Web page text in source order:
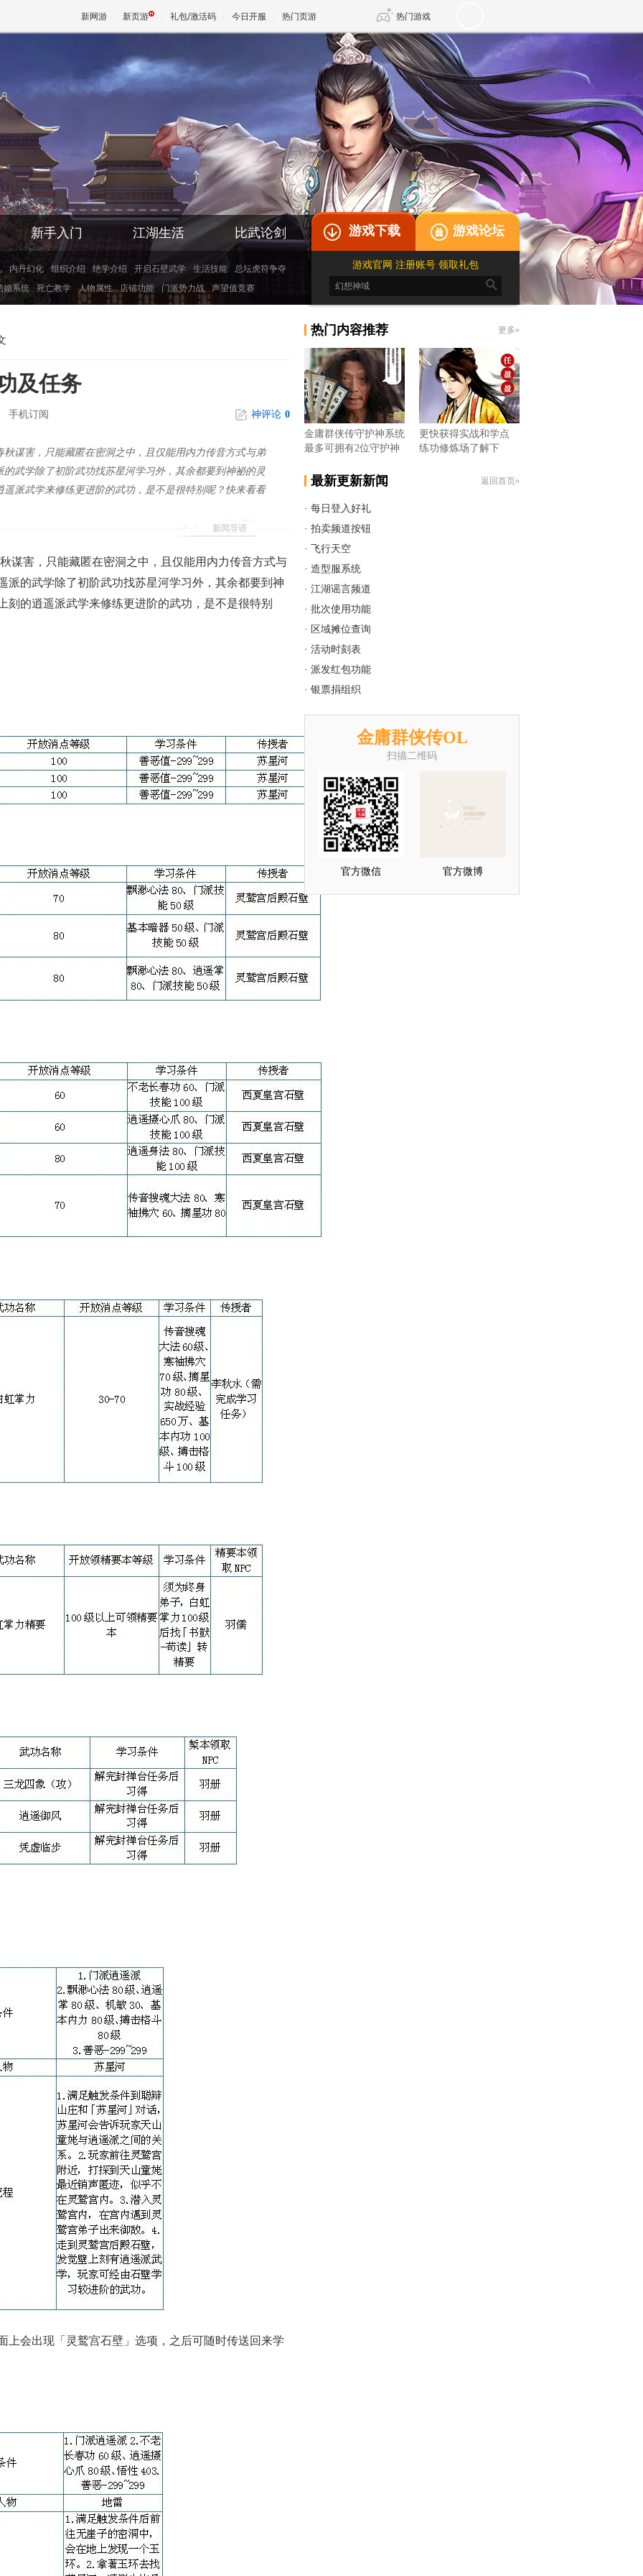
新网游 新页游 礼包/激活码 今日开服 热门页游 热门游戏
魔兽 DNF 传奇4
天堂 剑网3旗舰版 新天龙八部
王权与自由 诛仙世界 仙剑世界
新手入门 江湖生活 比武论剑
内丹幻化 组织介绍 绝学介绍 开启石壁武学 生活技能
总坛虎符争夺
婚系统
死亡教学 人物属性 店铺功能 门派势力战 声望值竞赛
游戏下载 游戏论坛
游戏官网 注册账号 领取礼包

及任务
手机订阅 神评论 0
新闻导语
谋害，只能藏匿在密洞之中，且仅能用内力传音方式与弟
武学除了初阶武功找苏星河学习外，其余都要到神祕的灵
派武学来修练更进阶的武功，是不是很特别呢？快来看看
谋害，只能藏匿在密洞之中，且仅能用内力传音方式与
派的武学除了初阶武功找苏星河学习外，其余都要到神
刻的逍遥派武学来修练更进阶的武功，是不是很特别
会出现「灵鹫宫石壁」选项，之后可随时传送回来学
热门内容推荐 更多»
金庸群侠传守护神系统
最多可拥有2位守护神
更快获得实战和学点
练功修炼场了解下
最新更新新闻 返回首页»
· 每日登入好礼
· 拍卖频道按钮
·
飞行天空
· 造型服系统
· 江湖谣言频道
· 批次使用功能
· 区域摊位查询
· 活动时刻表
· 派发红包功能
· 银票捐组织
金庸群侠传OL
扫描二维码
官方微信 官方微博